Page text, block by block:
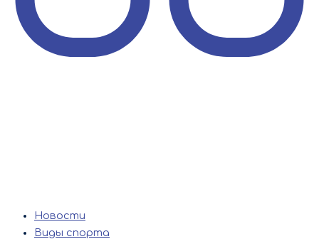
Новости
Виды спорта